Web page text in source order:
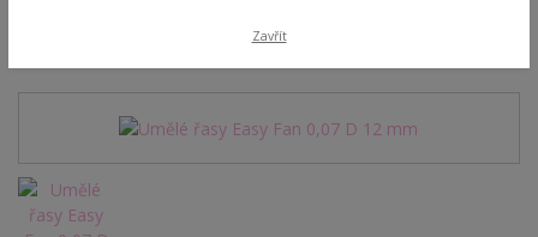
Zavřít